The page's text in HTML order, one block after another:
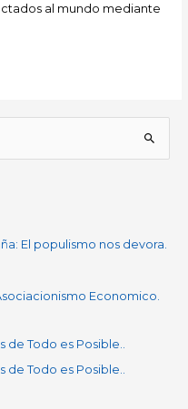
al mundo mediante
El populismo nos devora.
Economico.
de Todo es Posible..
de Todo es Posible..